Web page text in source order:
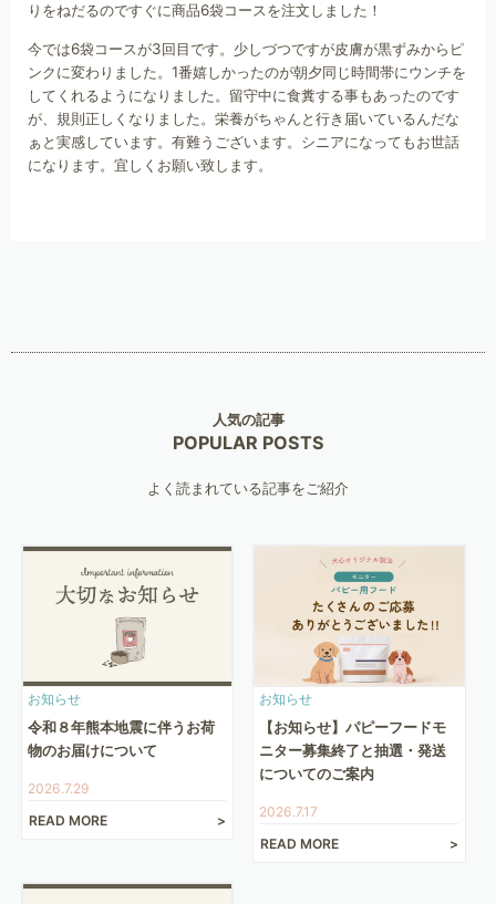
りをねだるのですぐに商品6袋コースを注文しました！
今では6袋コースが3回目です。少しづつですが皮膚が黒ずみからピ
ンクに変わりました。1番嬉しかったのが朝夕同じ時間帯にウンチを
してくれるようになりました。留守中に食糞する事もあったのです
が、規則正しくなりました。栄養がちゃんと行き届いているんだな
ぁと実感しています。有難うございます。シニアになってもお世話
になります。宜しくお願い致します。
人気の記事
POPULAR POSTS
よく読まれている記事をご紹介
お知らせ
令和８年熊本地震に伴うお荷
物のお届けについて
2026.7.29
READ MORE
お知らせ
【お知らせ】パピーフードモ
ニター募集終了と抽選・発送
についてのご案内
2026.7.17
READ MORE